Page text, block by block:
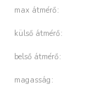
max átmérő
külső átmérő
belső átmérő
magasság